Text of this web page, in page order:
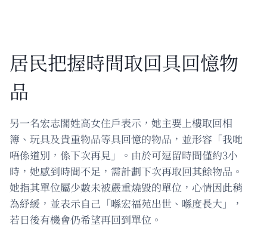
居民把握時間取回具回憶物
品
另一名宏志閣姓高女住戶表示，她主要上樓取回相
簿、玩具及貴重物品等具回憶的物品，並形容「我哋
唔係道別，係下次再見」。由於可逗留時間僅約3小
時，她感到時間不足，需計劃下次再取回其餘物品。
她指其單位屬少數未被嚴重燒毀的單位，心情因此稍
為紓緩，並表示自己「喺宏福苑出世、喺度長大」，
若日後有機會仍希望再回到單位。